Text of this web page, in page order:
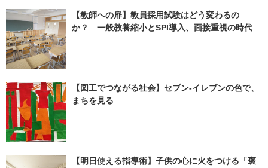
【教師への扉】教員採用試験はどう変わるの
か？ 一般教養縮小とSPI導入、面接重視の時代
【図工でつながる社会】セブン‐イレブンの色で、
まちを見る
【明日使える指導術】子供の心に火をつける「褒